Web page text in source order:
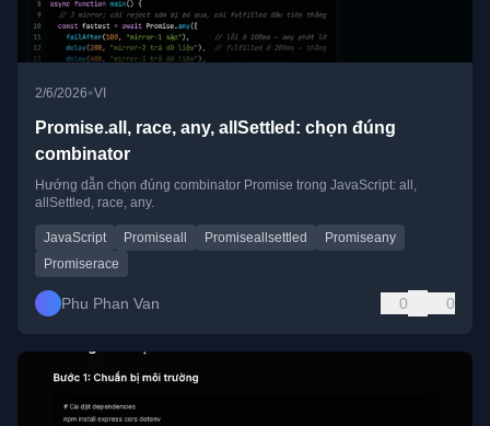
2/6/2026•VI
Promise.all, race, any, allSettled: chọn đúng
combinator
Hướng dẫn chọn đúng combinator Promise trong JavaScript: all,
allSettled, race, any.
JavaScript Promiseall Promiseallsettled
Promiseany
Promiserace
Phu Phan Van 0 0